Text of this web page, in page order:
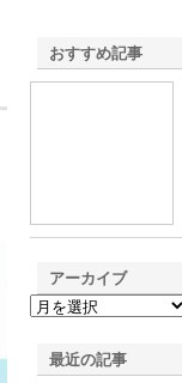
おすすめ記事
アーカイブ
最近の記事